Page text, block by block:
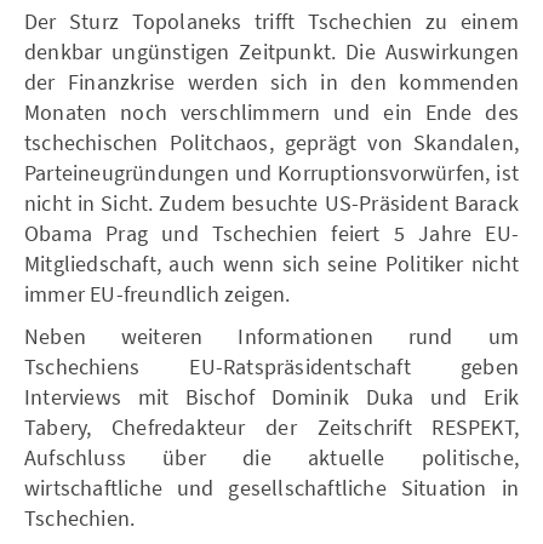
Der Sturz Topolaneks trifft Tschechien zu einem
denkbar ungünstigen Zeitpunkt. Die Auswirkungen
der Finanzkrise werden sich in den kommenden
Monaten noch verschlimmern und ein Ende des
tschechischen Politchaos, geprägt von Skandalen,
Parteineugründungen und Korruptionsvorwürfen, ist
nicht in Sicht. Zudem besuchte US-Präsident Barack
Obama Prag und Tschechien feiert 5 Jahre EU-
Mitgliedschaft, auch wenn sich seine Politiker nicht
immer EU-freundlich zeigen.
Neben weiteren Informationen rund um
Tschechiens EU-Ratspräsidentschaft geben
Interviews mit Bischof Dominik Duka und Erik
Tabery, Chefredakteur der Zeitschrift RESPEKT,
Aufschluss über die aktuelle politische,
wirtschaftliche und gesellschaftliche Situation in
Tschechien.